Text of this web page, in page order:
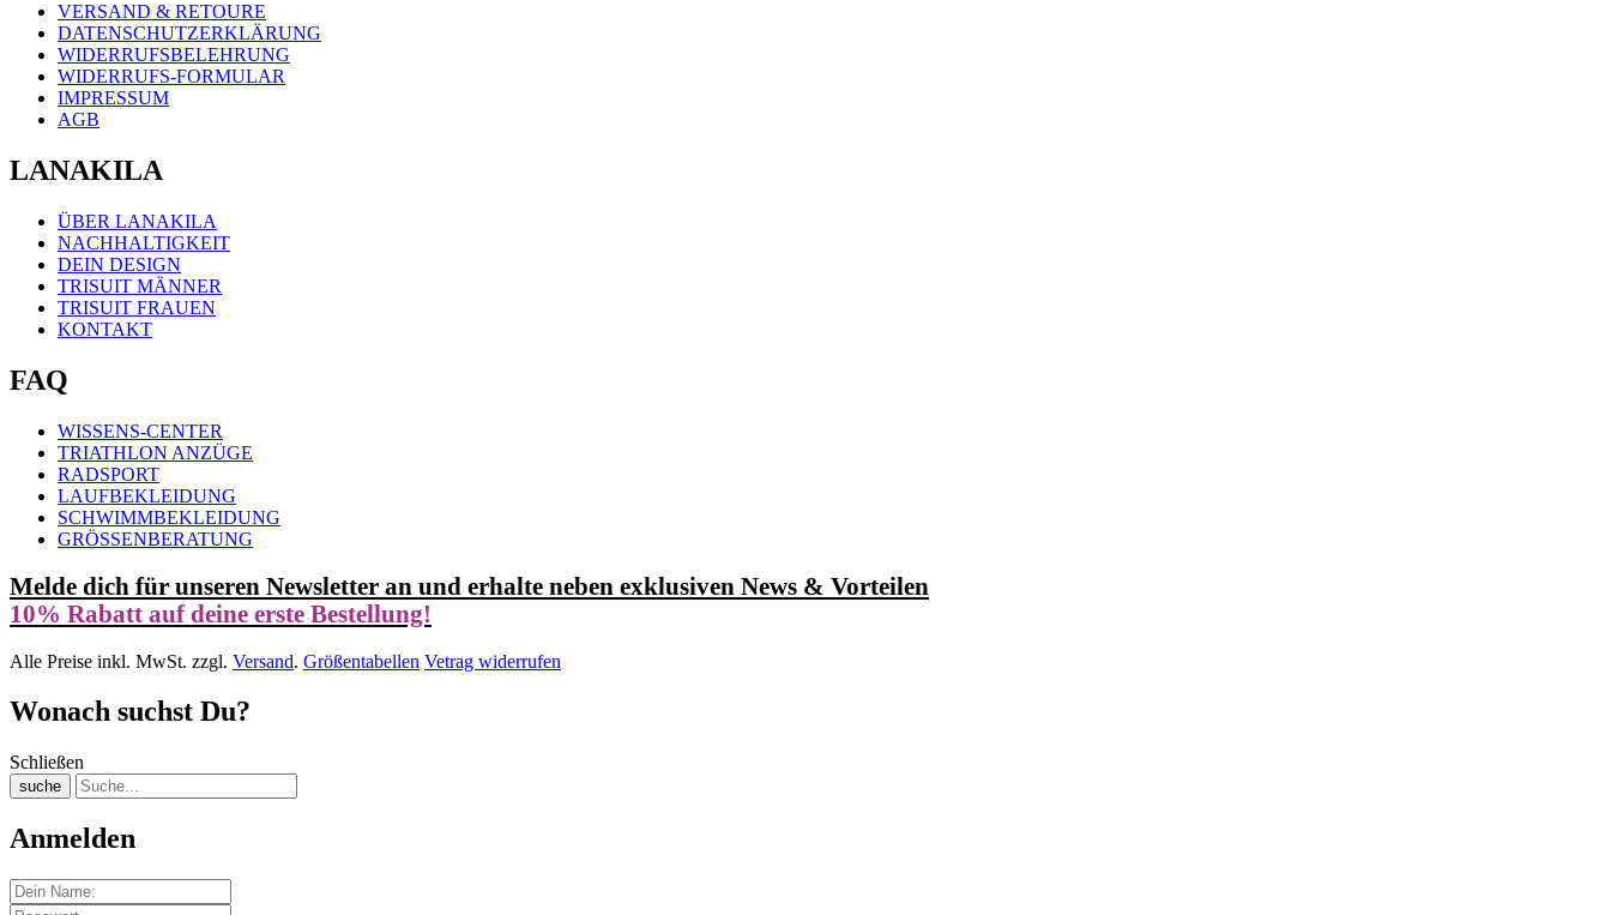
VERSAND & RETOURE
DATENSCHUTZERKLÄRUNG
WIDERRUFSBELEHRUNG
WIDERRUFS-FORMULAR
IMPRESSUM
AGB
LANAKILA
ÜBER LANAKILA
NACHHALTIGKEIT
DEIN DESIGN
TRISUIT MÄNNER
TRISUIT FRAUEN
KONTAKT
FAQ
WISSENS-CENTER
TRIATHLON ANZÜGE
RADSPORT
LAUFBEKLEIDUNG
SCHWIMMBEKLEIDUNG
GRÖSSENBERATUNG
Melde dich für unseren Newsletter an und erhalte neben exklusiven News & Vorteilen
10% Rabatt auf deine erste Bestellung!
Alle Preise inkl. MwSt. zzgl. Versand. Größentabellen Vetrag widerrufen
Wonach suchst Du?
Schließen
suche
Anmelden